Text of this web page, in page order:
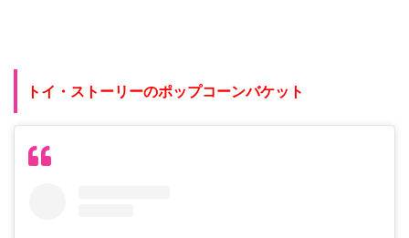
トイ・ストーリーのポップコーンバケット